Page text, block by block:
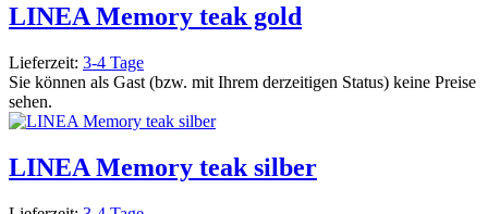
LINEA Memory teak gold
Lieferzeit: 3-4 Tage
Sie können als Gast (bzw. mit Ihrem derzeitigen Status) keine Preise
sehen.
LINEA Memory teak silber